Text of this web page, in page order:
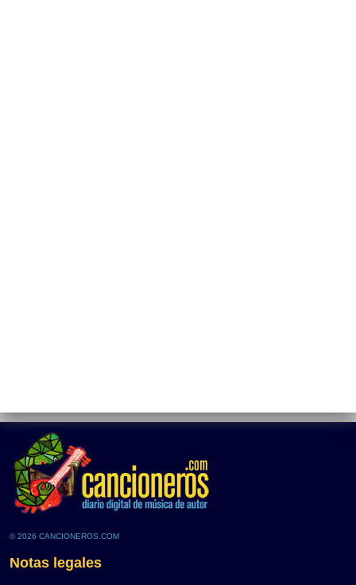
© 2026 CANCIONEROS.COM
Notas legales